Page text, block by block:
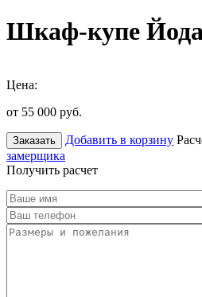
Шкаф-купе
Цена:
от 55 000 руб.
Заказать Добавить в корзину
замерщика
Получить расчет